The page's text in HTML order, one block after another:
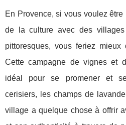
En Provence, si vous voulez
de la culture avec des
pittoresques, vous feriez
Cette campagne de vignes et
idéal pour se promener et
cerisiers, les champs de
village a quelque chose à offrir